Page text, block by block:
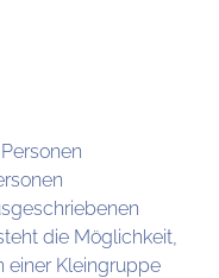
die Möglichkeit,
einer Kleingruppe